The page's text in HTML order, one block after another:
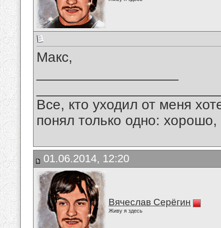
Макс,
Все, кто уходил от меня
понял только одно:
01.06.2014, 12:20
Вячеслав Серёгин
Живу я здесь